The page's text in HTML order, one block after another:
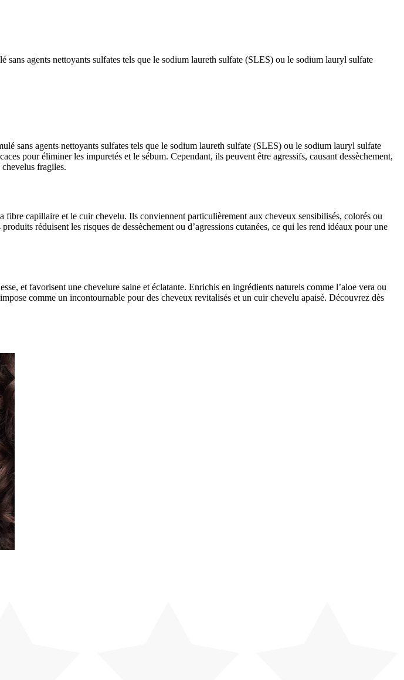
agents nettoyants sulfates tels que le sodium laureth sulfate (SLES) ou le sodium lauryl sulfate
sans agents nettoyants sulfates tels que le sodium laureth sulfate (SLES) ou le sodium lauryl sulfate
pour éliminer les impuretés et le sébum. Cependant, ils peuvent être agressifs, causant dessèchement,
fragiles.
fibre capillaire et le cuir chevelu. Ils conviennent particulièrement aux cheveux sensibilisés, colorés ou
réduisent les risques de dessèchement ou d’agressions cutanées, ce qui les rend idéaux pour une
et favorisent une chevelure saine et éclatante. Enrichis en ingrédients naturels comme l’aloe vera ou
comme un incontournable pour des cheveux revitalisés et un cuir chevelu apaisé. Découvrez dès